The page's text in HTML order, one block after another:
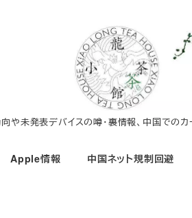
や未発表デバイスの噂・裏情報、中国でのカ
Apple情報 中国ネット規制回避